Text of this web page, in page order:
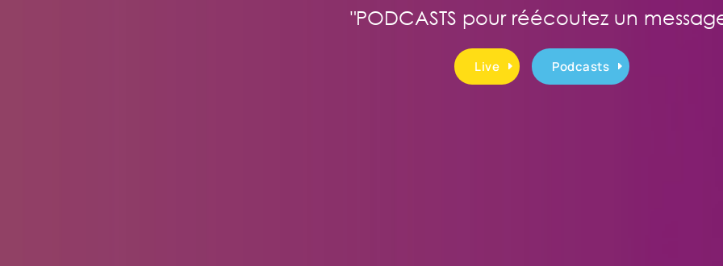
"PODCASTS pour réécoutez un
Live Podcasts